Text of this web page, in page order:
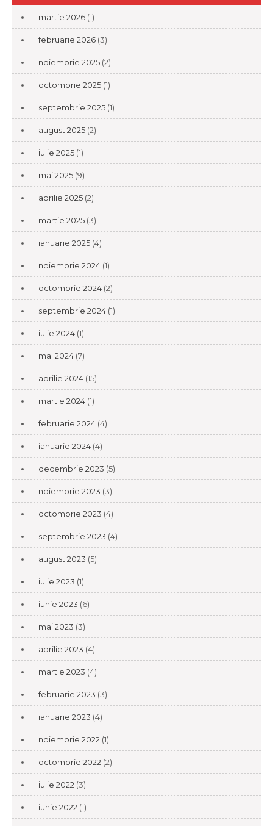
martie 2026 (1)
februarie 2026 (3)
noiembrie 2025 (2)
octombrie 2025 (1)
septembrie 2025 (1)
august 2025 (2)
iulie 2025 (1)
mai 2025 (9)
aprilie 2025 (2)
martie 2025 (3)
ianuarie 2025 (4)
noiembrie 2024 (1)
octombrie 2024 (2)
septembrie 2024 (1)
iulie 2024 (1)
mai 2024 (7)
aprilie 2024 (15)
martie 2024 (1)
februarie 2024 (4)
ianuarie 2024 (4)
decembrie 2023 (5)
noiembrie 2023 (3)
octombrie 2023 (4)
septembrie 2023 (4)
august 2023 (5)
iulie 2023 (1)
iunie 2023 (6)
mai 2023 (3)
aprilie 2023 (4)
martie 2023 (4)
februarie 2023 (3)
ianuarie 2023 (4)
noiembrie 2022 (1)
octombrie 2022 (2)
iulie 2022 (3)
iunie 2022 (1)